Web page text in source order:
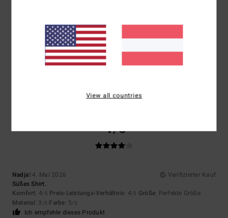
Zu klein Zu groß
4.0
Farbe
4/5
Nadja14. Mai 2026
Verifizierter Kauf
Süßes Shirt.
Komfort: 4/5 Preis-Leistungs-Verhältnis: 4/5 Größe: Perfekte Größe
Material: 3 /5 Farbe: 5/5
Ich empfehle dieses Produkt
View all countries